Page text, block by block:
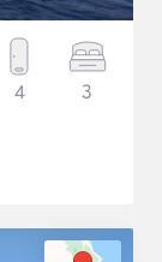
4 3